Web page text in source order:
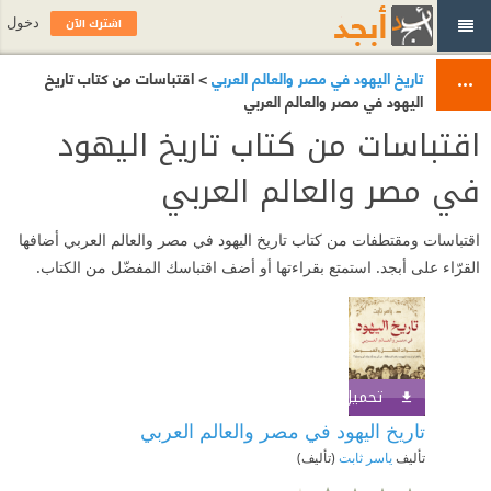
تاريخ اليهود في مصر والعالم العربي> اقتباسات من كتاب تاريخ
اليهود في مصر والعالم العربي
اقتباسات من كتاب تاريخ اليهود
في مصر والعالم العربي
اقتباسات ومقتطفات من كتاب تاريخ اليهود في مصر والعالم العربي أضافها
القرّاء على أبجد. استمتع بقراءتها أو أضف اقتباسك المفضّل من الكتاب.
تحميل الكتاب
تاريخ اليهود في مصر والعالم العربي
تأليفياسر ثابت (تأليف)
اشترك الآن دخول